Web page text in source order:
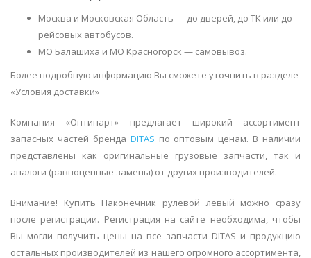
Москва и Московская Область — до дверей, до ТК или до
рейсовых автобусов.
МО Балашиха и МО Красногорск — самовывоз.
Более подробную информацию Вы сможете уточнить в разделе
«Условия доставки»
Компания «Оптипарт» предлагает широкий ассортимент
запасных частей бренда DITAS по оптовым ценам. В наличии
представлены как оригинальные грузовые запчасти, так и
аналоги (равноценные замены) от других производителей.
Внимание! Купить Наконечник рулевой левый можно сразу
после регистрации. Регистрация на сайте необходима, чтобы
Вы могли получить цены на все запчасти DITAS и продукцию
остальных производителей из нашего огромного ассортимента,